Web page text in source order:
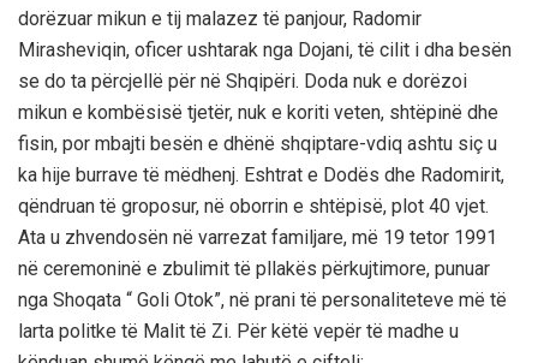
dorëzuar mikun e tij malazez të panjour, Radomir
Mirasheviqin, oficer ushtarak nga Dojani, të cilit i dha besën
se do ta përcjellë për në Shqipëri. Doda nuk e dorëzoi
mikun e kombësisë tjetër, nuk e koriti veten, shtëpinë dhe
fisin, por mbajti besën e dhënë shqiptare-vdiq ashtu siç u
ka hije burrave të mëdhenj. Eshtrat e Dodës dhe Radomirit,
qëndruan të groposur, në oborrin e shtëpisë, plot 40 vjet.
Ata u zhvendosën në varrezat familjare, më 19 tetor 1991
në ceremoninë e zbulimit të pllakës përkujtimore, punuar
nga Shoqata “ Goli Otok”, në prani të personaliteteve më të
larta politke të Malit të Zi. Për këtë vepër të madhe u